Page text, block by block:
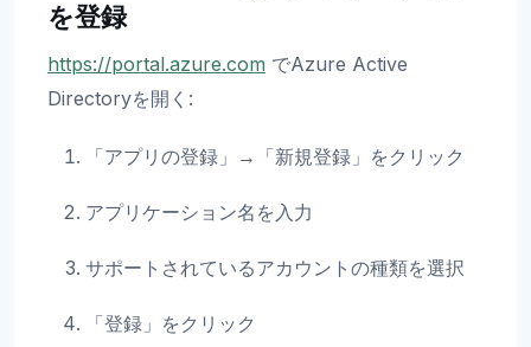
を登録
https://portal.azure.com でAzure Active
Directoryを開く:
「アプリの登録」→「新規登録」をクリック
アプリケーション名を入力
サポートされているアカウントの種類を選択
「登録」をクリック